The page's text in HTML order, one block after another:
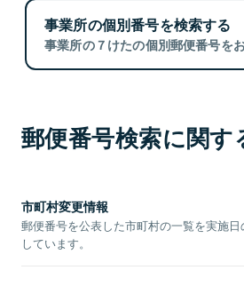
事業所の個別番号を検索する
事業所の７けたの個別郵便番号を
郵便番号検索に関す
市町村変更情報
郵便番号を公表した市町村の一覧を実施
しています。